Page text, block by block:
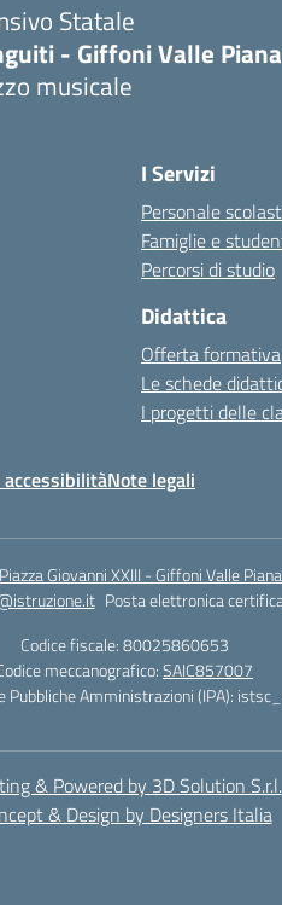
Statale
- Giffoni Valle
musicale
I Servizi
Personale
Famiglie e
Percorsi di studio
Didattica
Offerta formativa
Le schede
I progetti delle
accessibilitàNote legali
Piazza Giovanni XXIII - Giffoni Valle
Posta elettronica
Codice fiscale: 80025860653
meccanografico:SAIC857007
Pubbliche Amministrazioni (IPA):
& Powered by 3D Solution S.r.l.
& Design by Designers Italia